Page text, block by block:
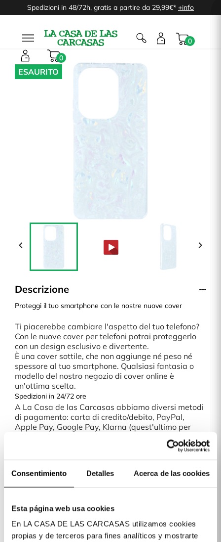
Consentimiento Detalles Acerca de las cookies
Esta página web usa cookies
En LA CASA DE LAS CARCASAS utilizamos cookies
propias y de terceros para fines analíticos y mostrarte
Spedizioni in 48/72h, gratis a partire da 29,99€* +info

0
0
ESAURITO
 
Descrizione
Proteggi il tuo smartphone con le nostre nuove cover
Ti piacerebbe cambiare l'aspetto del tuo telefono?
Con le nuove cover per telefoni potrai proteggerlo
con un design esclusivo e divertente.
È una cover sottile, che non aggiunge né peso né
spessore al tuo smartphone. Qualsiasi fantasia o
modello del nostro negozio di cover online è
un'ottima scelta.
Spedizioni in 24/72 ore
A La Casa de las Carcasas abbiamo diversi metodi
di pagamento: carta di credito/debito, PayPal,
Apple Pay, Google Pay, Klarna (quest'ultimo per
Colore: Trasparente
Trasparente
Shell Case per Xiaomi Redmi Note 13 4G 21,99 €